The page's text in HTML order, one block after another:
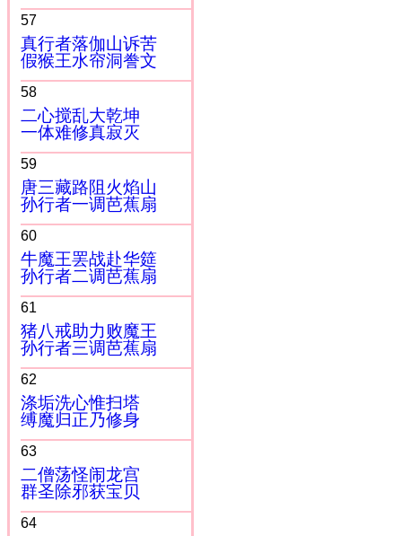
57
真行者落伽山诉苦
假猴王水帘洞誊文
58
二心搅乱大乾坤
一体难修真寂灭
59
唐三藏路阻火焰山
孙行者一调芭蕉扇
60
牛魔王罢战赴华筵
孙行者二调芭蕉扇
61
猪八戒助力败魔王
孙行者三调芭蕉扇
62
涤垢洗心惟扫塔
缚魔归正乃修身
63
二僧荡怪闹龙宫
群圣除邪获宝贝
64